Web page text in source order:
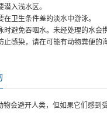
潜入浅水区。
在卫生条件差的淡水中游泳。
时避免吞咽水。未经处理的水会
止感染，请在可能有动物粪便的
物会避开人类，但如果它们感到